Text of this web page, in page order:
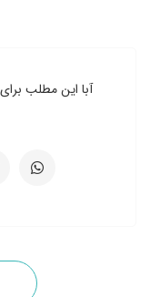
آبا این مطلب